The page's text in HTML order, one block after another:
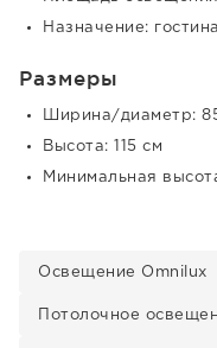
Назначение:
Размеры
Ширина/диаметр:
Высота: 115 см
Минимальная
Освещение Omnilux
Потолочное